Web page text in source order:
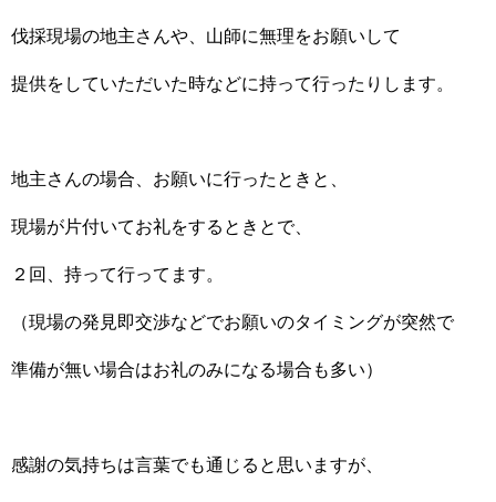
伐採現場の地主さんや、山師に無理をお願いして
提供をしていただいた時などに持って行ったりします。
地主さんの場合、お願いに行ったときと、
現場が片付いてお礼をするときとで、
２回、持って行ってます。
（現場の発見即交渉などでお願いのタイミングが突然で
準備が無い場合はお礼のみになる場合も多い）
感謝の気持ちは言葉でも通じると思いますが、